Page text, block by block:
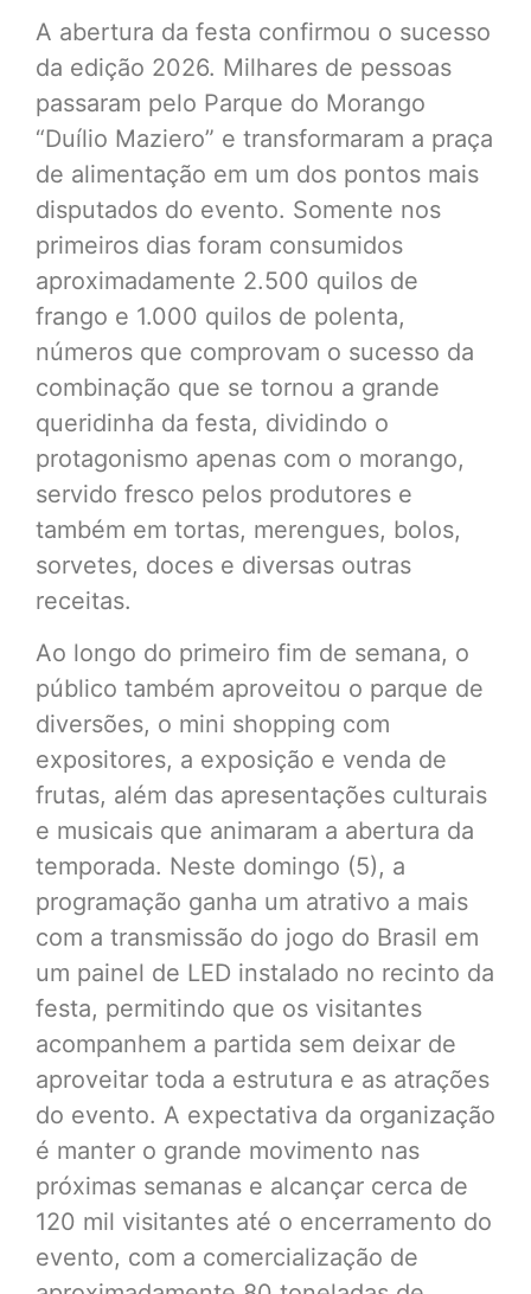
A abertura da festa confirmou o sucesso
da edição 2026. Milhares de pessoas
passaram pelo Parque do Morango
“Duílio Maziero” e transformaram a praça
de alimentação em um dos pontos mais
disputados do evento. Somente nos
primeiros dias foram consumidos
aproximadamente 2.500 quilos de
frango e 1.000 quilos de polenta,
números que comprovam o sucesso da
combinação que se tornou a grande
queridinha da festa, dividindo o
protagonismo apenas com o morango,
servido fresco pelos produtores e
também em tortas, merengues, bolos,
sorvetes, doces e diversas outras
receitas.
Ao longo do primeiro fim de semana, o
público também aproveitou o parque de
diversões, o mini shopping com
expositores, a exposição e venda de
frutas, além das apresentações culturais
e musicais que animaram a abertura da
temporada. Neste domingo (5), a
programação ganha um atrativo a mais
com a transmissão do jogo do Brasil em
um painel de LED instalado no recinto da
festa, permitindo que os visitantes
acompanhem a partida sem deixar de
aproveitar toda a estrutura e as atrações
do evento. A expectativa da organização
é manter o grande movimento nas
próximas semanas e alcançar cerca de
120 mil visitantes até o encerramento do
evento, com a comercialização de